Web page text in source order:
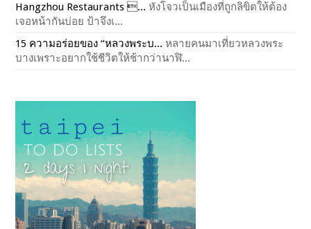
Hangzhou Restaurants ... หังโจวเป็นเมืองที่ถูกลิขิตให้ต้อง
เจอหน้ากันบ่อย ป้าจึงเ...
15 ความอร่อยของ “หลวงพระบ... หลายคนมาเที่ยวหลวงพระ
บางเพราะอยากใช้ชีวิตให้ช้ากว่านาฬิ...